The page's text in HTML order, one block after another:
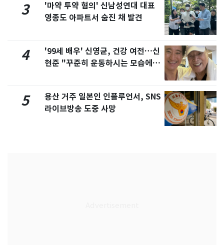
3
'마약 투약 혐의' 신남성연대 대표
영종도 아파트서 숨진 채 발견
4
'99세 배우' 신영균, 건강 여전…신
현준 "꾸준히 운동하시는 모습에 큰
5
용산 거주 일본인 인플루언서, SNS
라이브방송 도중 사망